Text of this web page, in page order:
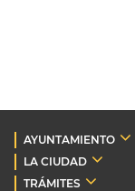
AYUNTAMIENTO
LA CIUDAD
TRÁMITES